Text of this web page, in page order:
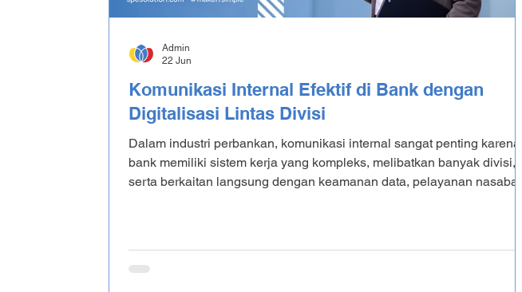
Komunikasi Internal Efektif di Bank dengan
Digitalisasi Lintas Divisi
Dalam industri perbankan, komunikasi internal sangat penting karena
bank memiliki sistem kerja yang kompleks, melibatkan banyak divisi,
serta berkaitan langsung dengan keamanan data, pelayanan nasabah,
in
Admin
22 Jun